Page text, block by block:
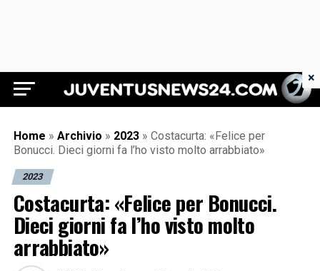
Juventus News 24
Home » Archivio » 2023 » Costacurta: «Felice per
Bonucci. Dieci giorni fa l’ho visto molto arrabbiato»
2023
Costacurta: «Felice per Bonucci.
Dieci giorni fa l’ho visto molto
arrabbiato»
×